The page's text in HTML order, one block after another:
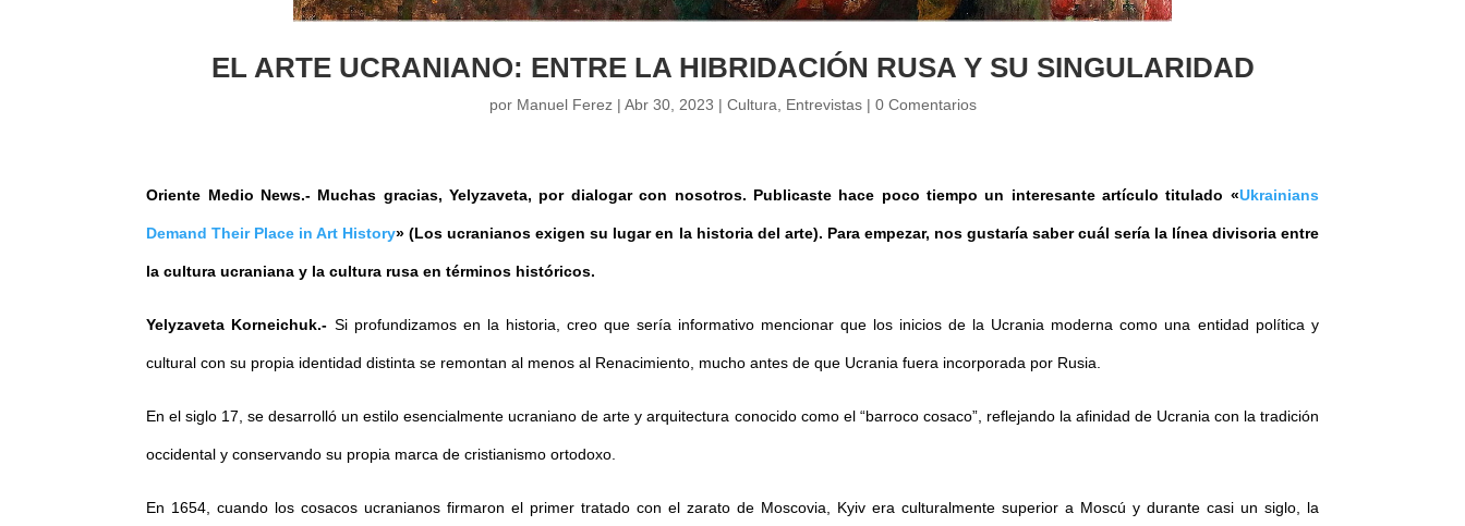
EL ARTE UCRANIANO: ENTRE LA HIBRIDACIÓN RUSA Y SU SINGULARIDAD
por Manuel Ferez| Abr 30, 2023 | Cultura, Entrevistas| 0 Comentarios
Oriente Medio News.- Muchas gracias, Yelyzaveta, por dialogar con nosotros. Publicaste hace poco tiempo un interesante artículo titulado «Ukrainians
Demand Their Place in Art History» (Los ucranianos exigen su lugar en la historia del arte). Para empezar, nos gustaría saber cuál sería la línea divisoria entre
la cultura ucraniana y la cultura rusa en términos históricos.
Yelyzaveta Korneichuk.- Si profundizamos en la historia, creo que sería informativo mencionar que los inicios de la Ucrania moderna como una entidad política y
cultural con su propia identidad distinta se remontan al menos al Renacimiento, mucho antes de que Ucrania fuera incorporada por Rusia.
En el siglo 17, se desarrolló un estilo esencialmente ucraniano de arte y arquitectura conocido como el “barroco cosaco”, reflejando la afinidad de Ucrania con la tradición
occidental y conservando su propia marca de cristianismo ortodoxo.
En 1654, cuando los cosacos ucranianos firmaron el primer tratado con el zarato de Moscovia, Kyiv era culturalmente superior a Moscú y durante casi un siglo, la